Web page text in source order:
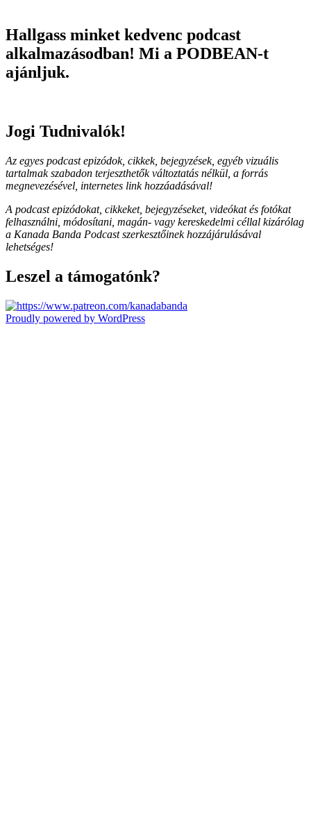
Hallgass minket kedvenc podcast
alkalmazásodban! Mi a PODBEAN-t
ajánljuk.
Jogi Tudnivalók!
Az egyes podcast epizódok, cikkek, bejegyzések, egyéb vizuális
tartalmak szabadon terjeszthetők változtatás nélkül, a forrás
megnevezésével, internetes link hozzáadásával!
A podcast epizódokat, cikkeket, bejegyzéseket, videókat és fotókat
felhasználni, módosítani, magán- vagy kereskedelmi céllal kizárólag
a Kanada Banda Podcast szerkesztőinek hozzájárulásával
lehetséges!
Leszel a támogatónk?
Proudly powered by WordPress